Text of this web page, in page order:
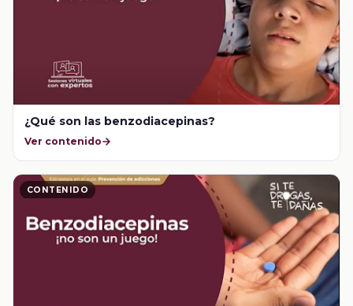
¿Qué son las benzodiacepinas?
Ver contenido
CONTENIDO